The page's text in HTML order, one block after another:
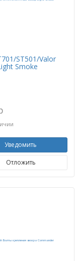
ST501/Valor
Smoke
Уведомить
Отложить